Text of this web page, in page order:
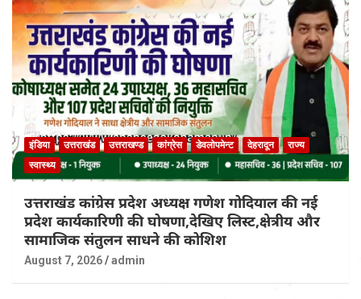
इंडिया उत्तराखंड उत्तराखण्ड कांग्रेस डेवलोपमेन्ट देहरादून
राज्य
स्वास्थ्य
उत्तराखंड कांग्रेस प्रदेश अध्यक्ष गणेश गोदियाल की नई
प्रदेश कार्यकारिणी की घोषणा,देखिए लिस्ट,क्षेत्रीय और
सामाजिक संतुलन साधने की कोशिश
August 7, 2026 admin